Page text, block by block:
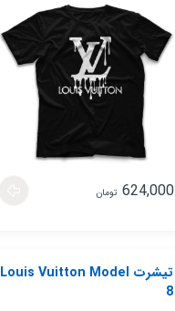
624,000 تومان
تیشرت Louis Vuitton Model
8